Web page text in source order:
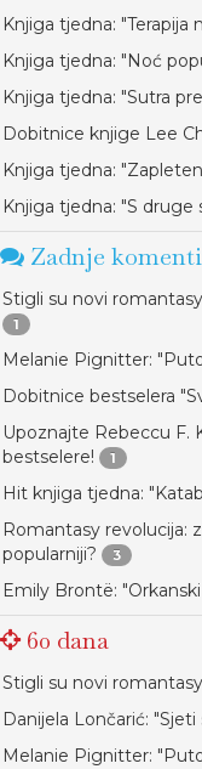
Knjiga tjedna: "Terapija
Knjiga tjedna: "Noć
Knjiga tjedna: "Sutra
Dobitnice knjige Lee
Knjiga tjedna:
Knjiga tjedna: "S druge
Zadnje
Stigli su novi
1
Melanie Pignitter:
Dobitnice bestselera
Upoznajte Rebeccu F.
bestselere!
1
Hit knjiga tjedna:
Romantasy revolucija:
popularniji?
3
Emily Brontë:
60 dana
Stigli su novi
Danijela Lončarić:
Melanie Pignitter: